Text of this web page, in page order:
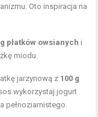
Oto inspiracja na
płatków owsianych i
miodu.
jarzynową z 100 g
wykorzystaj jogurt
pełnoziarnistego.